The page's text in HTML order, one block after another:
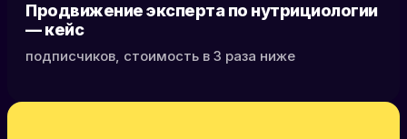
Продвижение эксперта по нутрициологии
— кейс
подписчиков, стоимость в 3 раза ниже